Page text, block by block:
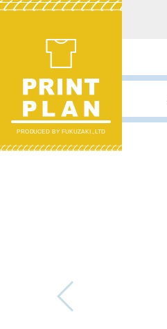
PRODUCED BY FUKUZAKI.,LTD